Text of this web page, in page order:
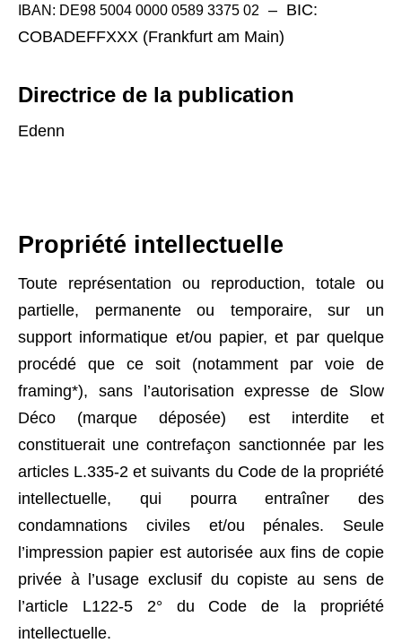
IBAN: DE98 5004 0000 0589 3375 02 – BIC:
COBADEFFXXX (Frankfurt am Main)
Directrice de la publication
Edenn
Propriété intellectuelle
Toute représentation ou reproduction, totale ou
partielle, permanente ou temporaire, sur un
support informatique et/ou papier, et par quelque
procédé que ce soit (notamment par voie de
framing*), sans l’autorisation expresse de Slow
Déco (marque déposée) est interdite et
constituerait une contrefaçon sanctionnée par les
articles L.335-2 et suivants du Code de la propriété
intellectuelle, qui pourra entraîner des
condamnations civiles et/ou pénales. Seule
l’impression papier est autorisée aux fins de copie
privée à l’usage exclusif du copiste au sens de
l’article L122-5 2° du Code de la propriété
intellectuelle.